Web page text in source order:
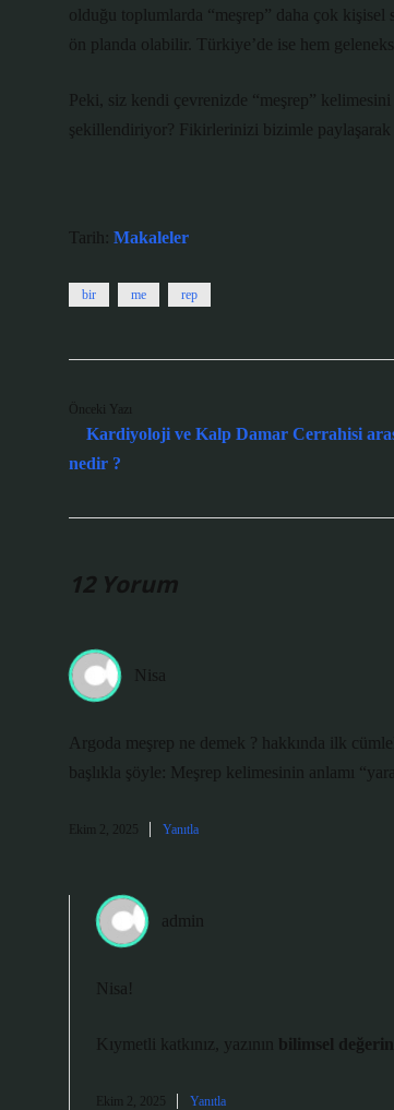
olduğu toplumlarda “meşrep” daha çok
ön planda olabilir. Türkiye’de ise hem
Peki, siz kendi çevrenizde “meşrep”
şekillendiriyor? Fikirlerinizi bizimle
Tarih: Makaleler
bir me rep
Önceki Yazı
Kardiyoloji ve Kalp Damar Cerrahisi
nedir ?
12 Yorum
Nisa
Argoda meşrep ne demek ? hakkında ilk
başlıkla şöyle: Meşrep kelimesinin anlamı
Ekim 2, 2025 Yanıtla
admin
Nisa!
Kıymetli katkınız, yazının bilimsel
Ekim 2, 2025 Yanıtla